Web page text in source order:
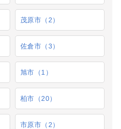
茂原市（2）
佐倉市（3）
旭市（1）
柏市（20）
市原市（2）